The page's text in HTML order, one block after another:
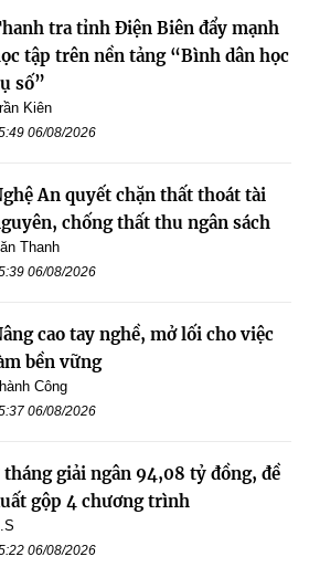
tra tỉnh Điện Biên đẩy mạnh
tập trên nền tảng “Bình dân học
số”
Kiên
06/08/2026
An quyết chặn thất thoát tài
chống thất thu ngân sách
Thanh
06/08/2026
cao tay nghề, mở lối cho việc
bền vững
Công
06/08/2026
tháng giải ngân 94,08 tỷ đồng, đề
gộp 4 chương trình
06/08/2026